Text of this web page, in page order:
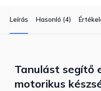
Leírás Hasonló (4)
Tanulást segítő
motorikus